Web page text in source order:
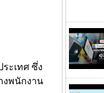
ะเทศ ซึ่ง
งพนักงาน